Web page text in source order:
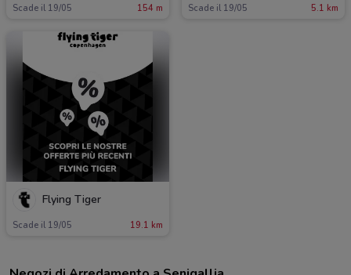
Scade il 19/05 154 m Scade il 19/05 5.1 km
Flying Tiger
Scade il 19/05 19.1 km